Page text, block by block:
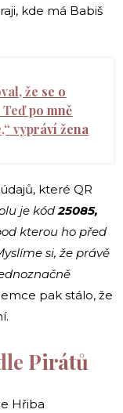
kde má Babiš
že se o
po mně
vypráví žena
které QR
je kód25085,
kterou ho před
si, že právě
pak stálo, že
Pirátů
Hřiba